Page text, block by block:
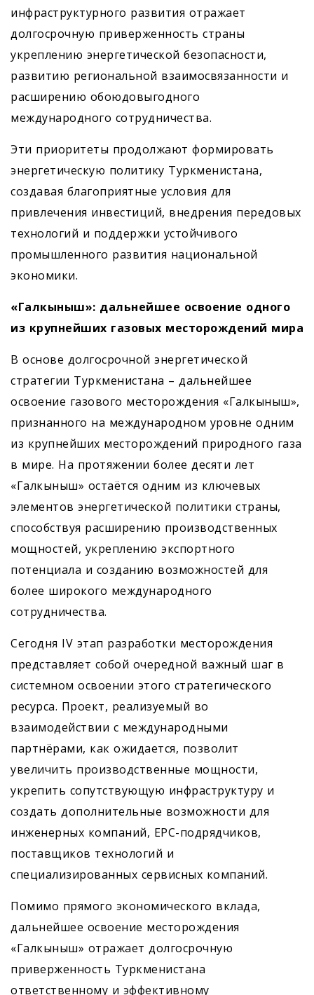
инфраструктурного развития отражает
долгосрочную приверженность страны
укреплению энергетической безопасности,
развитию региональной взаимосвязанности и
расширению обоюдовыгодного
международного сотрудничества.
Эти приоритеты продолжают формировать
энергетическую политику Туркменистана,
создавая благоприятные условия для
привлечения инвестиций, внедрения передовых
технологий и поддержки устойчивого
промышленного развития национальной
экономики.
«Галкыныш»: дальнейшее освоение одного
из крупнейших газовых месторождений мира
В основе долгосрочной энергетической
стратегии Туркменистана – дальнейшее
освоение газового месторождения «Галкыныш»,
признанного на международном уровне одним
из крупнейших месторождений природного газа
в мире. На протяжении более десяти лет
«Галкыныш» остаётся одним из ключевых
элементов энергетической политики страны,
способствуя расширению производственных
мощностей, укреплению экспортного
потенциала и созданию возможностей для
более широкого международного
сотрудничества.
Сегодня IV этап разработки месторождения
представляет собой очередной важный шаг в
системном освоении этого стратегического
ресурса. Проект, реализуемый во
взаимодействии с международными
партнёрами, как ожидается, позволит
увеличить производственные мощности,
укрепить сопутствующую инфраструктуру и
создать дополнительные возможности для
инженерных компаний, EPC-подрядчиков,
поставщиков технологий и
специализированных сервисных компаний.
Помимо прямого экономического вклада,
дальнейшее освоение месторождения
«Галкыныш» отражает долгосрочную
приверженность Туркменистана
ответственному и эффективному